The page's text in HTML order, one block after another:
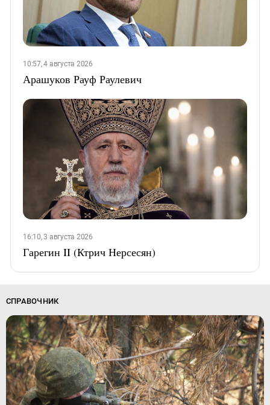
10:57, 4 августа 2026
Арашуков Рауф Раулевич
16:10, 3 августа 2026
Гарегин II (Ктрич Нерсесян)
СПРАВОЧНИК